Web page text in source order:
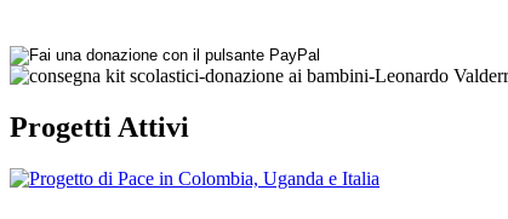
Progetti Attivi